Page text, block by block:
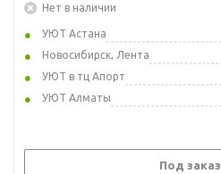
Нет в наличии
УЮТ Астана
Новосибирск, Лента
УЮТ в тц Апорт
УЮТ Алматы
Под заказ